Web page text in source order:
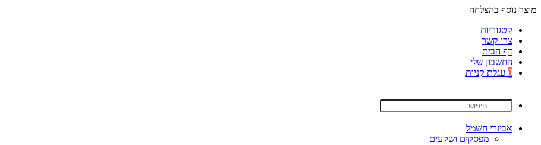
מוצר נוסף בהצלחה
קטגוריות
צרו קשר
דף הבית
החשבון שלי
0 עגלת קניות
אביזרי חשמל
מפסקים ושקעים